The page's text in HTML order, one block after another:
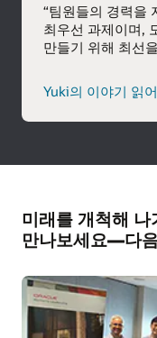
“팀원들의 경력을
최우선 과제이며,
만들기 위해 최선
Yuki의 이야기 읽
미래를 개척해
만나보세요—다